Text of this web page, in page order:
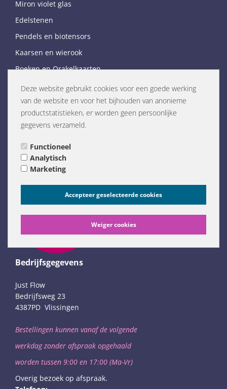
Miron violet glas
Edelstenen
Pendels en biotensors
Kaarsen en wierook
Boeken en Orakelkaarten
Diversen
Links
Just Flow weblog
Flow Remedies website (NL)
Flow Remedies English website
Links (NL only)
Bedrijfsgegevens
Just Flow
Bedrijfsweg 23
4387PD Vlissingen
Bestellingen kunnen vanaf de volgende
werkdagzonder afspraak opgehaald
worden tussen 9:00 en 17:00 (Ma-Vr)
Overig bezoek op afspraak.
Deze website gebruikt cookies voor een goede werking
van de website en voor het bijhouden van anonieme
productstatistieken, er worden geen persoonlijke
gegevens verzameld.
Functioneel
Analytisch
Marketing
Accepteer geselecteerde cookies
Weiger cookies